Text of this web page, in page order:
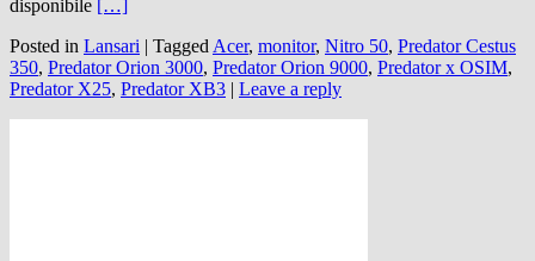
disponibile […]
Posted in Lansari | Tagged Acer, monitor, Nitro 50, Predator Cestus
350, Predator Orion 3000, Predator Orion 9000, Predator x OSIM,
Predator X25, Predator XB3 | Leave a reply